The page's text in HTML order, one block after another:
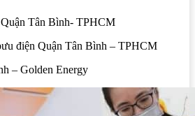
Tân Bình- TPHCM
điện Quận Tân Bình – TPHCM
– Golden Energy